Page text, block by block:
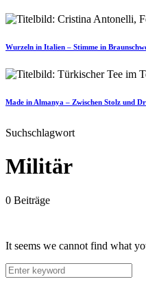
Wurzeln in Italien – Stimme in
Made in Almanya – Zwischen Stolz und
Suchschlagwort
Militär
0 Beiträge
It seems we cannot find what